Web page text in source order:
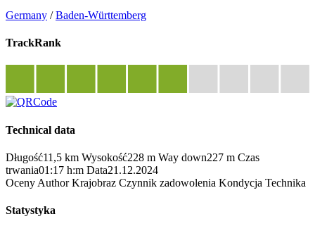
Germany /Baden-Württemberg
TrackRank
Technical data
Długość11,5 km Wysokość228 m Way down227 m Czas
trwania01:17 h:m Data21.12.2024
Oceny Author Krajobraz Czynnik zadowolenia Kondycja Technika
Statystyka